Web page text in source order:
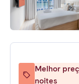
Melhor
noites